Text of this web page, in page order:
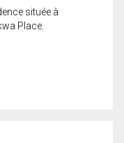
située à
Place.